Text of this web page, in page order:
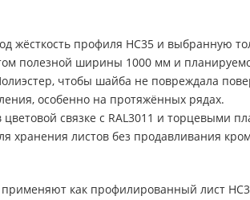
жёсткость профиля НС35 и выбранную
полезной ширины 1000 мм и
чтобы шайба не повреждала
особенно на протяжённых рядах.
связке с RAL3011 и торцевыми
хранения листов без продавливания
применяют как профилированный лист